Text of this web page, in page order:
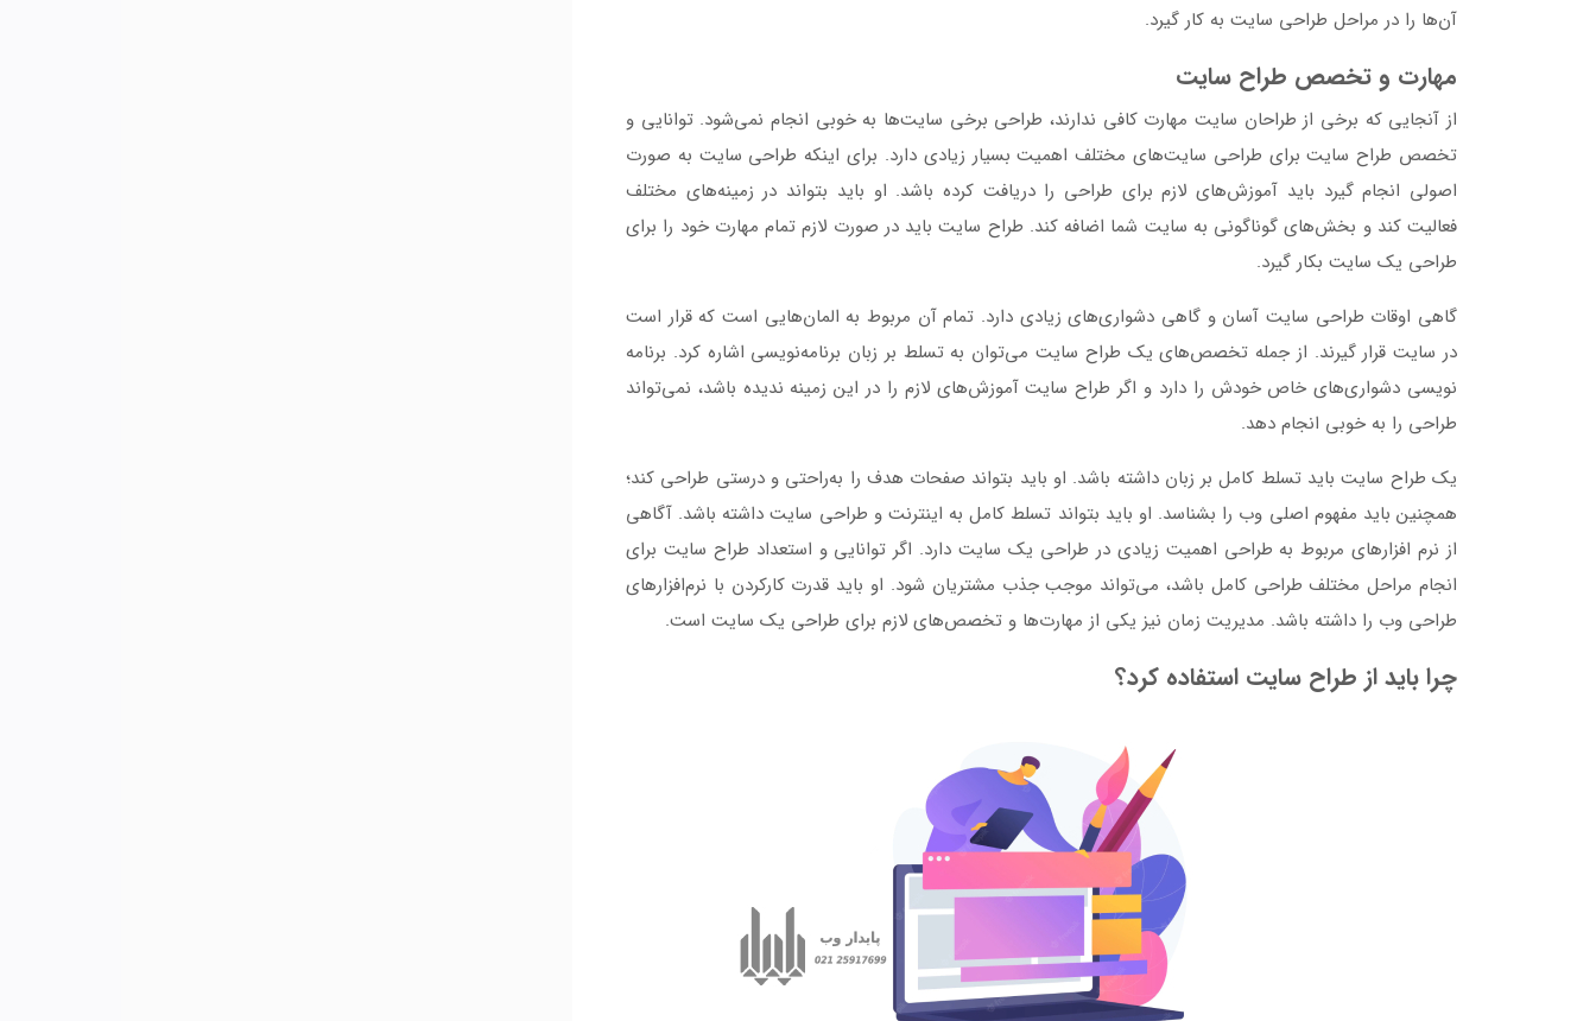
آن‌ها را در مراحل طراحی سایت به کار گیرد.
مهارت و تخصص طراح سایت
از آنجایی که برخی از طراحان سایت مهارت کافی ندارند، طراحی برخی سایت‌ها به خوبی انجام نمی‌شود. توانایی و
تخصص‌ طراح سایت برای طراحی سایت‌های مختلف اهمیت بسیار زیادی دارد. برای اینکه طراحی سایت به صورت
اصولی انجام گیرد باید آموزش‌های لازم برای طراحی را دریافت کرده باشد. او باید بتواند در زمینه‌های مختلف
فعالیت کند و بخش‌های گوناگونی به سایت شما اضافه کند. طراح سایت باید در صورت لازم تمام مهارت خود را برای
طراحی یک سایت بکار گیرد.
گاهی اوقات طراحی سایت آسان و گاهی دشواری‌های زیادی دارد. تمام آن مربوط به المان‌هایی است که قرار است
در سایت قرار گیرند. از جمله تخصص‌های یک طراح سایت می‌توان به تسلط بر زبان برنامه‌نویسی اشاره کرد. برنامه
نویسی دشواری‌های خاص خودش را دارد و اگر طراح سایت آموزش‌های لازم را در این زمینه ندیده باشد، نمی‌تواند
طراحی را به خوبی انجام دهد.
یک طراح سایت باید تسلط کامل بر زبان داشته باشد. او باید بتواند صفحات هدف را به‌راحتی و درستی طراحی کند؛
همچنین باید مفهوم اصلی وب را بشناسد. او باید بتواند تسلط کامل به اینترنت و طراحی سایت داشته باشد. آگاهی
از نرم افزارهای مربوط به طراحی اهمیت زیادی در طراحی یک سایت دارد. اگر توانایی و استعداد طراح سایت برای
انجام مراحل مختلف طراحی کامل باشد، می‌تواند موجب جذب مشتریان شود. او باید قدرت کارکردن با نرم‌افزارهای
طراحی وب را داشته باشد. ‌مدیریت زمان نیز یکی از مهارت‌ها و تخصص‌های لازم برای طراحی یک سایت است.
چرا باید از طراح سایت استفاده کرد؟